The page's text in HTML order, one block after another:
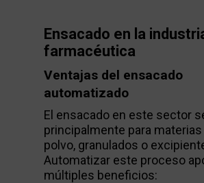
Ensacado en la
farmacéutica
Ventajas del ensacado
automatizado
El ensacado en este sector
principalmente para
polvo, granulados o
Automatizar este proceso
múltiples beneficios: